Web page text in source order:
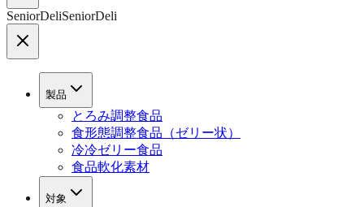
SeniorDeliSeniorDeli
製品
とろみ調整食品
食形態調整食品（ゼリー状）
冷冷ゼリー食品
食品軟化素材
対象